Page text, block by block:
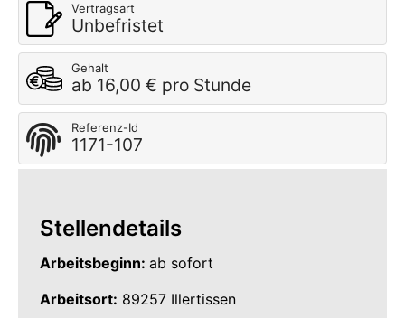
Vertragsart
Unbefristet
Gehalt
ab 16,00 € pro Stunde
Referenz-Id
1171-107
Stellendetails
Arbeitsbeginn: ab sofort
Arbeitsort: 89257 Illertissen